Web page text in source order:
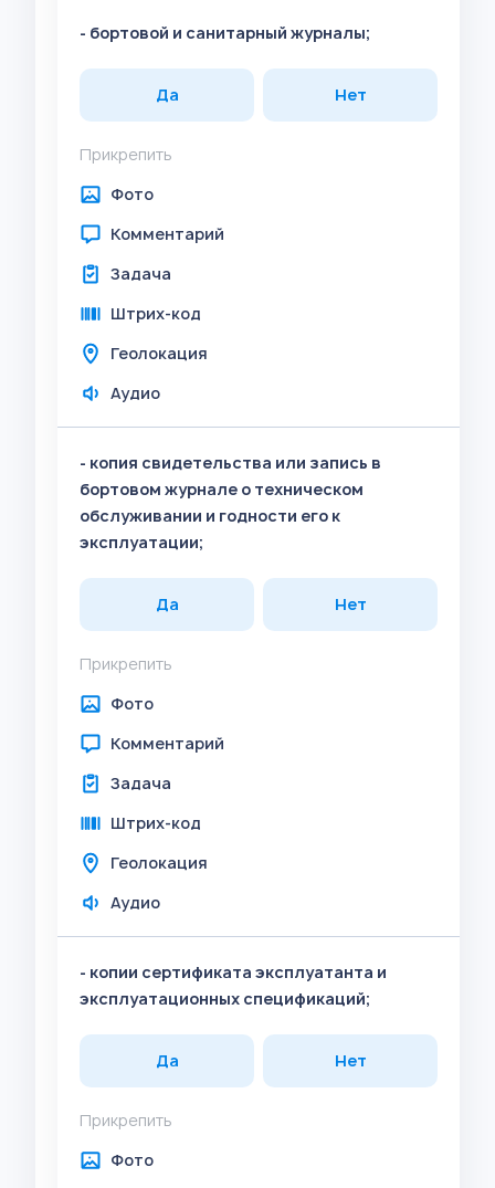
- бортовой и санитарный журналы;
Да Нет
Прикрепить
Фото
Комментарий
Задача
Штрих-код
Геолокация
Аудио
- копия свидетельства или запись в
бортовом журнале о техническом
обслуживании и годности его к
эксплуатации;
Да Нет
Прикрепить
Фото
Комментарий
Задача
Штрих-код
Геолокация
Аудио
- копии сертификата эксплуатанта и
эксплуатационных спецификаций;
Да Нет
Прикрепить
Фото